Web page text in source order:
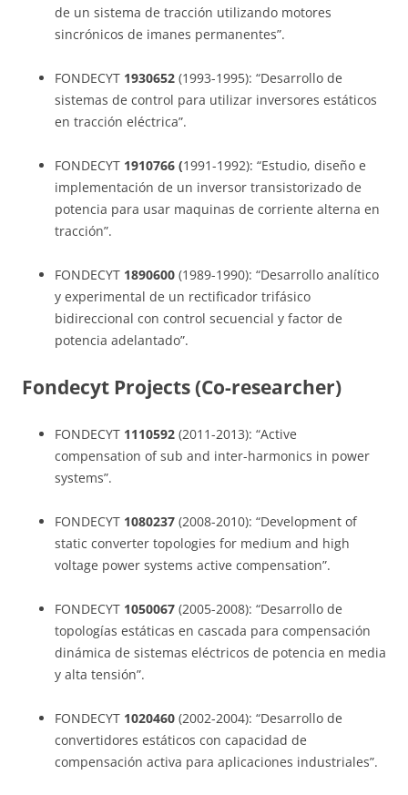
de un sistema de tracción utilizando motores
sincrónicos de imanes permanentes”.
FONDECYT 1930652 (1993-1995): “Desarrollo de
sistemas de control para utilizar inversores estáticos
en tracción eléctrica”.
FONDECYT 1910766 (1991-1992): “Estudio, diseño e
implementación de un inversor transistorizado de
potencia para usar maquinas de corriente alterna en
tracción”.
FONDECYT 1890600 (1989-1990): “Desarrollo analítico
y experimental de un rectificador trifásico
bidireccional con control secuencial y factor de
potencia adelantado”.
Fondecyt Projects (Co-researcher)
FONDECYT 1110592 (2011-2013): “Active
compensation of sub and inter-harmonics in power
systems”.
FONDECYT 1080237 (2008-2010): “Development of
static converter topologies for medium and high
voltage power systems active compensation”.
FONDECYT 1050067 (2005-2008): “Desarrollo de
topologías estáticas en cascada para compensación
dinámica de sistemas eléctricos de potencia en media
y alta tensión”.
FONDECYT 1020460 (2002-2004): “Desarrollo de
convertidores estáticos con capacidad de
compensación activa para aplicaciones industriales”.